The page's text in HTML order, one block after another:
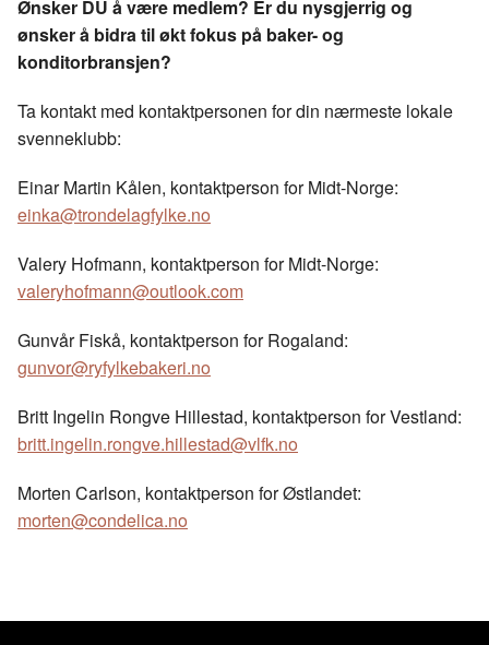
Ønsker DU å være medlem? Er du nysgjerrig og
ønsker å bidra til økt fokus på baker- og
konditorbransjen?
Ta kontakt med kontaktpersonen for din nærmeste lokale
svenneklubb:
Einar Martin Kålen, kontaktperson for Midt-Norge:
einka@trondelagfylke.no
Valery Hofmann, kontaktperson for Midt-Norge:
valeryhofmann@outlook.com
Gunvår Fiskå, kontaktperson for Rogaland:
gunvor@ryfylkebakeri.no
Britt Ingelin Rongve Hillestad, kontaktperson for Vestland:
britt.ingelin.rongve.hillestad@vlfk.no
Morten Carlson, kontaktperson for Østlandet:
morten@condelica.no